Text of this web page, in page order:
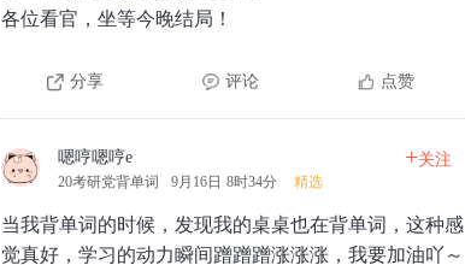
各位看官，坐等今晚结局！
分享 评论 点赞
嗯哼嗯哼e
20考研党背单词 9月16日 8时34分 精选
+关注
当我背单词的时候，发现我的桌桌也在背单词，这种感
觉真好，学习的动力瞬间蹭蹭蹭涨涨涨，我要加油吖～